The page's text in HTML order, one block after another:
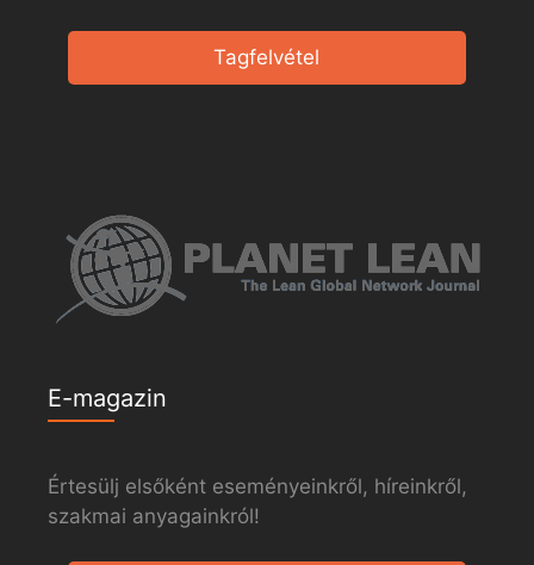
Tagfelvétel
E-magazin
Értesülj elsőként eseményeinkről, híreinkről,
szakmai anyagainkról!